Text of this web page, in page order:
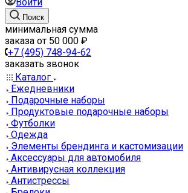
Поиск
минимальная сумма
заказа от 50 000 ₽
+7 (495) 748-94-62
заказать звонок
Каталог
Ежедневники
Подарочные наборы
Продуктовые подарочные наборы
Футболки
Одежда
Элементы брендинга и кастомизации
Аксессуары для автомобиля
Антивирусная коллекция
Антистрессы